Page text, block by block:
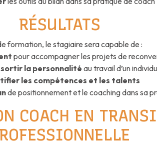
RÉSULTATS
formation, le stagiaire sera capable de :
pour accompagner les projets de
la personnalité au travail d’un individu
les compétences et les talents
de positionnement et le coaching dans sa
COACH EN